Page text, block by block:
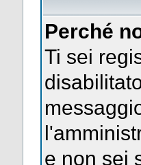
Perché
Ti sei
e non sei